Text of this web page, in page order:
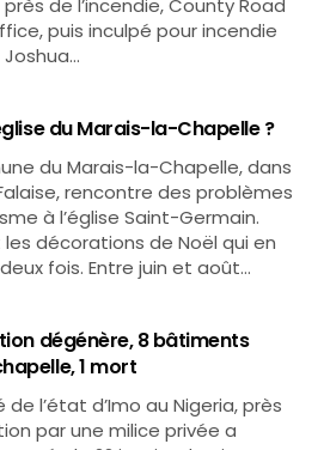
de l’incendie, County Road
puis inculpé pour incendie
Joshua…
du Marais-la-Chapelle ?
du Marais-la-Chapelle, dans
rencontre des problèmes
à l’église Saint-Germain.
décorations de Noël qui en
fois. Entre juin et août…
dégénère, 8 bâtiments
1 mort
l’état d’Imo au Nigeria, près
par une milice privée a